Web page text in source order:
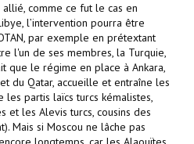
comme ce fut le cas en
l’intervention pourra être
par exemple en prétextant
l'un de ses membres, la Turquie,
que le régime en place à Ankara,
du Qatar, accueille et entraîne les
partis laïcs turcs kémalistes,
et les Alevis turcs, cousins des
Mais si Moscou ne lâche pas